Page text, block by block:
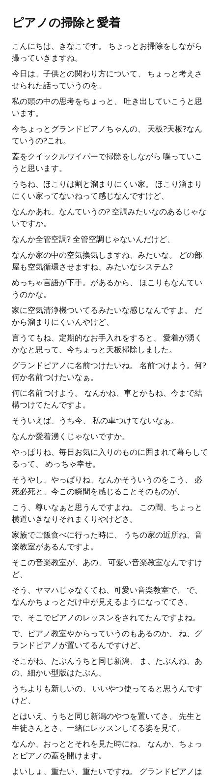
ピアノの掃除と愛着
こんにちは、きなこです。 ちょっとお掃除をしながら
撮っていきますね。
今日は、子供との関わり方について、 ちょっと考えさ
せられた話っていうのを、
私の頭の中の思考をちょっと、 吐き出していこうと思
います。
今ちょっとグランドピアノちゃんの、 天板?天板?なん
ていうの?これ。
蓋をクイックルワイパーで掃除をしながら 喋っていこ
うと思います。
うちね、ほこりは割と溜まりにくい家。 ほこり溜まり
にくい家ってないねって感じなんですけど、
なんかあれ、なんていうの? 空調みたいなのあるじゃな
いですか。
なんか全管空調? 全管空調じゃないんだけど、
なんか家の中の空気換気しますね、みたいな。 どの部
屋も空気循環させますね、みたいなシステム?
めっちゃ言語が下手。があるから、 ほこりもなんてい
うのかな。
家に空気清浄機ついてるみたいな感じなんですよ。 だ
から溜まりにくいんやけど、
言うてもね、定期的なお手入れをすると、 愛着が湧く
かなと思って、今ちょっと天板掃除しました。
グランドピアノに名前つけたいね。 名前つけよう。何?
何か名前つけたいなぁ。
何に名前つけよう。 なんかね、車とかもね、今まで結
構つけてたんですよ。
そういえば、うち今、 私の車つけてないなぁ。
なんか愛着湧くじゃないですか。
やっぱりね、毎日お気に入りのものに囲まれて暮らして
るって、 めっちゃ幸せ。
そうやし、やっぱりね、なんかそういうのをこう、 必
死必死と、今この瞬間を感じることそのものが、
こう、尊いなぁと思うんですよね。 この間、ちょっと
横道いきなりそれまくりやけどさ。
家族でご飯食べに行った時に、 うちの家の近所ね、音
楽教室があるんですよ。
そこの音楽教室が、あの、 可愛い音楽教室なんですけ
ど、
そう、ヤマハじゃなくてね、可愛い音楽教室で、 で、
なんかちょっとだけ中が見えるようになっててさ、
で、そこでピアノのレッスンをされてたんですよね。
で、ピアノ教室やからっていうのもあるのか、 ね、グ
ランドピアノが置いてるんですけど、
そこがね、たぶんうちと同じ新潟、 ま、たぶんね、あ
の、細かい型版はたぶん、
うちよりも新しいの、 いいやつ使ってると思うんです
けど、
とはいえ、うちと同じ新潟のやつを置いてさ、 先生と
生徒さんとさ、一緒にレッスンしてる姿を見て、
なんか、おっととそれを見た時にね、 なんか、ちょっ
とピアノの蓋を開けます。
よいしょ、重たい、重たいですね。 グランドピアノは